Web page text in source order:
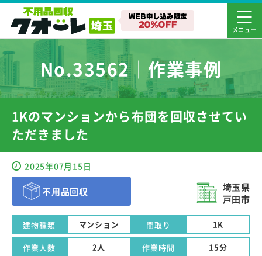
No.33562｜作業事例
1Kのマンションから布団を回収させてい
ただきました
2025年07月15日
不用品回収
埼玉県
戸田市
建物種類 マンション 間取り 1K
作業人数 2人 作業時間 15分